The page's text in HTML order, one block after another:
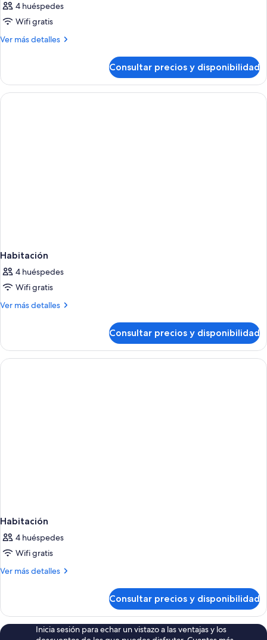
4 huéspedes
Wifi gratis
Ver más detalles
Más
Consultar precios y disponibilidad
Habitación
4 huéspedes
Wifi gratis
Ver más detalles
Más
Consultar precios y disponibilidad
Habitación
4 huéspedes
Wifi gratis
Ver más detalles
Más
Consultar precios y disponibilidad
Inicia sesión para echar un vistazo a las ventajas y los